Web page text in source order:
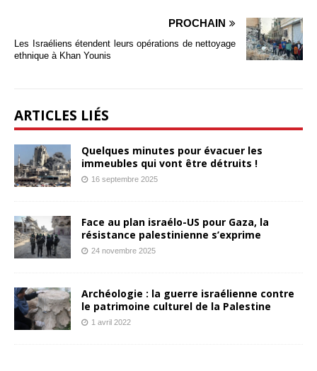
PROCHAIN
Les Israéliens étendent leurs opérations de nettoyage
ethnique à Khan Younis
ARTICLES LIÉS
Quelques minutes pour évacuer les
immeubles qui vont être détruits !
16 septembre 2025
Face au plan israélo-US pour Gaza, la
résistance palestinienne s’exprime
24 novembre 2025
Archéologie : la guerre israélienne contre
le patrimoine culturel de la Palestine
1 avril 2022